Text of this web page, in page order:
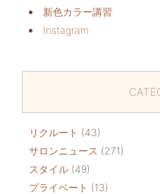
新色カラー講習
Instagram
リクルート (43)
サロンニュース (271)
スタイル (49)
プライベート (13)